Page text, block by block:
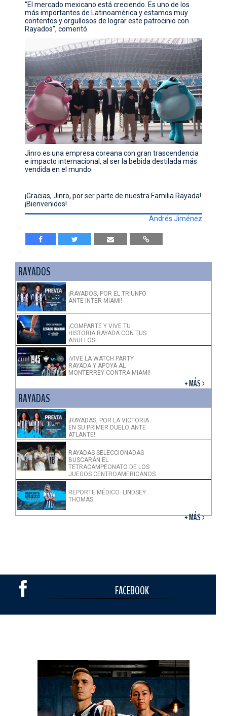
“El mercado mexicano está creciendo. Es uno de los
más importantes de Latinoamérica y estamos muy
contentos y orgullosos de lograr este patrocinio con
Rayados”, comentó.
Jinro es una empresa coreana con gran trascendencia
e impacto internacional, al ser la bebida destilada más
vendida en el mundo.
¡Gracias, Jinro, por ser parte de nuestra Familia Rayada!
¡Bienvenidos!
Andrés Jiménez
RAYADOS
¡RAYADOS, POR EL TRIUNFO
ANTE INTER MIAMI!
¡COMPARTE Y VIVE TU
HISTORIA RAYADA CON TUS
ABUELOS!
¡VIVE LA WATCH PARTY
RAYADA Y APOYA AL
MONTERREY CONTRA MIAMI!
+ MÁS >
RAYADAS
¡RAYADAS, POR LA VICTORIA
EN SU PRIMER DUELO ANTE
ATLANTE!
RAYADAS SELECCIONADAS
BUSCARÁN EL
TETRACAMPEONATO DE LOS
JUEGOS CENTROAMERICANOS
REPORTE MÉDICO: LINDSEY
THOMAS
+ MÁS >
FACEBOOK